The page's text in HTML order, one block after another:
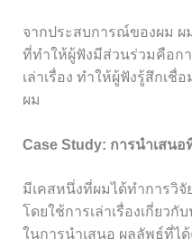
จากประสบการณ์ของผม ผ
ที่ทำให้ผู้ฟังมีส่วนร่วมคือก
เล่าเรื่อง ทำให้ผู้ฟังรู้สึกเชื่
ผม
Case Study: การนำเสนอ
มีเคสหนึ่งที่ผมได้ทำการวิ
โดยใช้การเล่าเรื่องเกี่ยว
ในการนำเสนอ ผลลัพธ์ที่ไ